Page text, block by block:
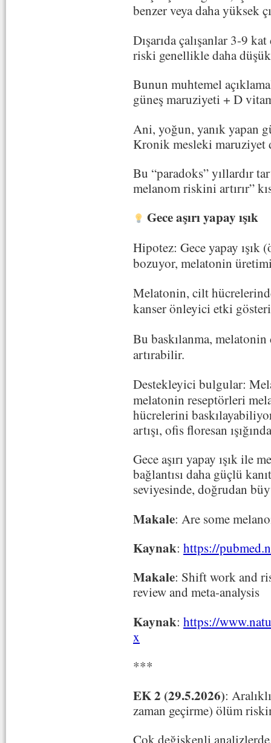
benzer veya daha yüksek
Dışarıda çalışanlar 3-9
riski genellikle daha
Bunun muhtemel
güneş maruziyeti + D
Ani, yoğun, yanık yapan
Kronik mesleki maruziyet
Bu “paradoks” yıllardır
melanom riskini artırır”
Gece aşırı yapay ışık
Hipotez: Gece yapay
bozuyor, melatonin
Melatonin, cilt
kanser önleyici etki
Bu baskılanma,
artırabilir.
Destekleyici bulgular:
melatonin reseptörleri
hücrelerini
artışı, ofis floresan
Gece aşırı yapay ışık ile
bağlantısı daha güçlü
seviyesinde, doğrudan
Makale: Are some
Kaynak: https://
Makale: Shift work and
review and meta-analysis
Kaynak: https://
x
***
EK 2 (29.5.2026):
zaman geçirme) ölüm
Çok değişkenli